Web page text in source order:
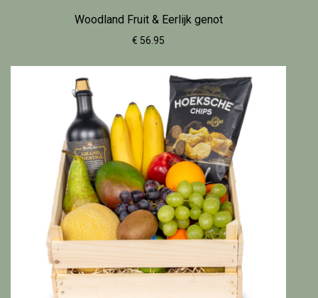
Woodland Fruit & Eerlijk genot
€ 56.95